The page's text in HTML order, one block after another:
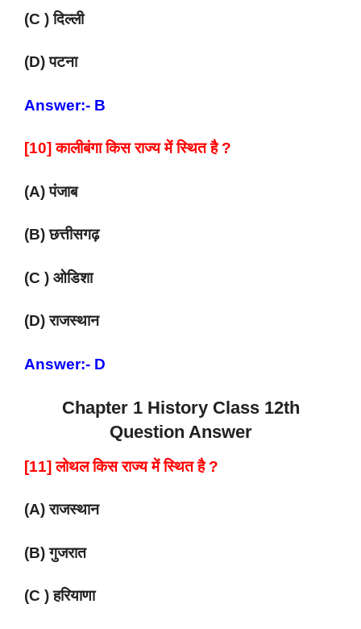
(C ) दिल्ली
(D) पटना
Answer:- B
[10] कालीबंगा किस राज्य में स्थित है ?
(A) पंजाब
(B) छत्तीसगढ़
(C ) ओडिशा
(D) राजस्थान
Answer:- D
Chapter 1 History Class 12th
Question Answer
[11] लोथल किस राज्य में स्थित है ?
(A) राजस्थान
(B) गुजरात
(C ) हरियाणा